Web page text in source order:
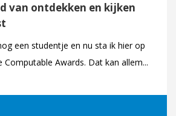
van ontdekken en kijken
een studentje en nu sta ik hier op
Awards. Dat kan allem...